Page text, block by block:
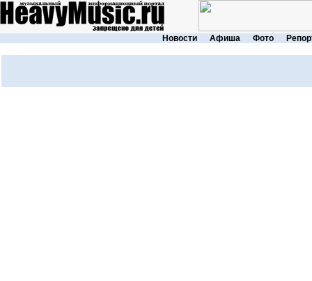
Новости Афиша Фото